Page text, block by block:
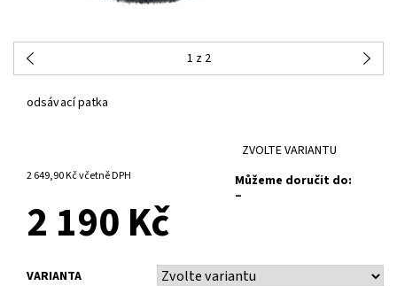
1 z 2
odsávací patka
2 649,90 Kč včetně DPH
ZVOLTE VARIANTU
Můžeme doručit do:
–
2 190 Kč
VARIANTA